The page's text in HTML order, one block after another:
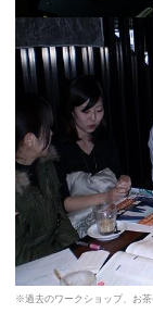
※過去のワークショップ、お